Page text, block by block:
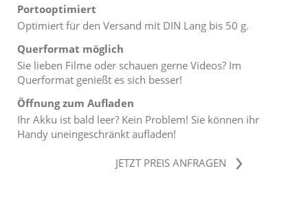
Portooptimiert
Optimiert für den Versand mit DIN Lang bis 50 g.
Querformat möglich
Sie lieben Filme oder schauen gerne Videos? Im
Querformat genießt es sich besser!
Öffnung zum Aufladen
Ihr Akku ist bald leer? Kein Problem! Sie können ihr
Handy uneingeschränkt aufladen!
JETZT PREIS ANFRAGEN